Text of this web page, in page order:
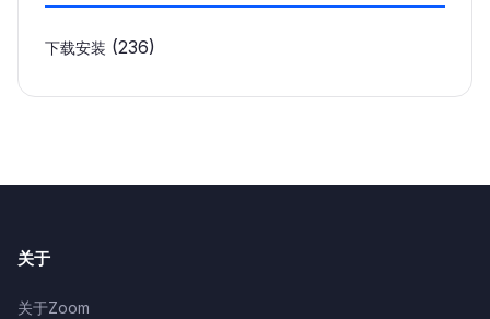
下载安装 (236)
关于
关于Zoom